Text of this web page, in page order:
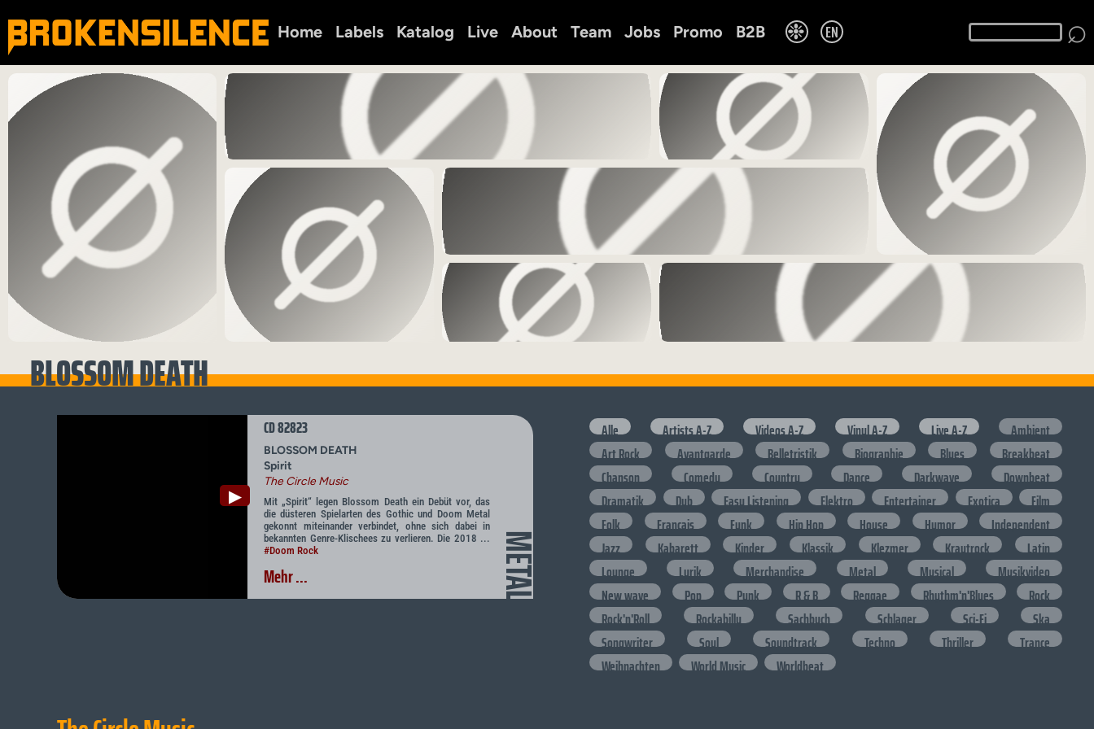
Home Labels Katalog Live About Team Jobs Promo B2B ❉ EN ⌕
BLOSSOM DEATH
▶
CD 82823
METAL
BLOSSOM DEATH
Spirit
The Circle Music
Mit „Spirit“ legen Blossom Death ein Debüt vor, das
die düsteren Spielarten des Gothic und Doom Metal
gekonnt miteinander verbindet, ohne sich dabei in
bekannten Genre-Klischees zu verlieren. Die 2018 ...
#Doom Rock
Mehr ...
Alle Artists A-Z Videos A-Z Vinyl A-Z Live A-Z
Ambient
Art Rock
Avantgarde Belletristik Biographie Blues
Breakbeat
Chanson
Comedy Country Dance Darkwave
Downbeat
Dramatik
Dub Easy Listening Elektro Entertainer Exotica
Film
Folk
Francais Funk Hip Hop House Humor
Independent
Jazz
Kabarett Kinder Klassik Klezmer Krautrock
Latin
Lounge
Lyrik Merchandise Metal Musical
Musikvideo
New wave
Pop Punk R & B Reggae Rhythm'n'Blues
Rock
Rock'n'Roll
Rockabilly Sachbuch Schlager Sci-Fi
Ska
Songwriter
Soul Soundtrack Techno Thriller
Trance
Weihnachten
World Music Worldbeat